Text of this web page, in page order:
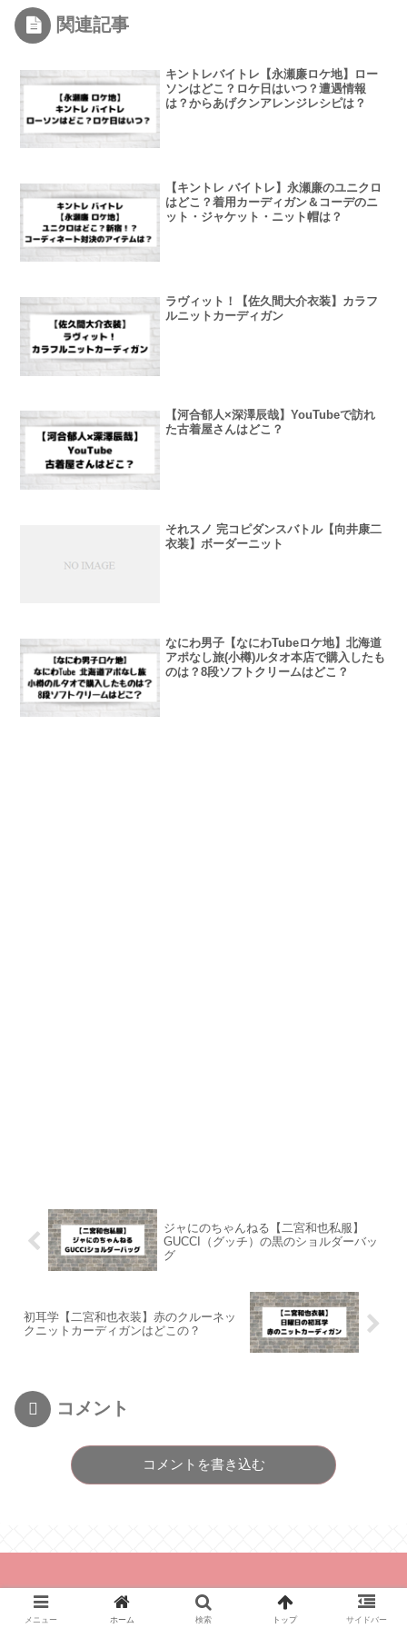
関連記事
キントレバイトレ【永瀬廉ロケ地】ロー
ソンはどこ？ロケ日はいつ？遭遇情報
は？からあげクンアレンジレシピは？
【キントレ バイトレ】永瀬廉のユニクロ
はどこ？着用カーディガン＆コーデのニ
ット・ジャケット・ニット帽は？
ラヴィット！【佐久間大介衣装】カラフ
ルニットカーディガン
【河合郁人×深澤辰哉】YouTubeで訪れ
た古着屋さんはどこ？
それスノ 完コピダンスバトル【向井康二
衣装】ボーダーニット
なにわ男子【なにわTubeロケ地】北海道
アポなし旅(小樽)ルタオ本店で購入したも
のは？8段ソフトクリームはどこ？
ジャにのちゃんねる【二宮和也私服】
GUCCI（グッチ）の黒のショルダーバッ
グ
初耳学【二宮和也衣装】赤のクルーネッ
クニットカーディガンはどこの？
コメント
コメントを書き込む
© 2021 とれんどあんど.
メニュー ホーム 検索 トップ サイドバー